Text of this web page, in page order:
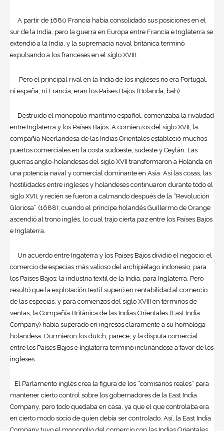
A partir de 1680 Francia había consolidado sus posiciones en el
sur de la India, pero la guerra en Europa entre Francia e Inglaterra se
extendió a la India, y la supremacía naval británica terminó
expulsando a los franceses en el siglo XVIII.
Pero el principal rival en la India de los ingleses no era Portugal,
ni españa, ni Francia; eran los Países Bajos (Holanda, bah).
Destruido el monopolio marítimo español, comenzaba la rivalidad
entre Inglaterra y los Países Bajos. A comienzos del siglo XVII, la
compañía Neerlandesa de las Indias Orientales estableció muchos
puertos comerciales en la costa sudoeste, sudeste y Ceylán. Las
guerras anglo-holandesas del siglo XVII transformaron a Holanda en
una potencia naval y comercial dominante en Asia. Así las cosas, las
hostilidades entre ingleses y holandeses continuaron durante todo el
siglo XVII, y recién se fueron a calmando después de la “Revolución
Gloriosa” (1688), cuando el príncipe holandés Guillermo de Orange
ascendió al trono inglés, lo cual trajo cierta paz entre los Países Bajos
e Inglaterra.
Un acuerdo entre Ingaterra y los Países Bajos dividió el negocio: el
comercio de especias más valioso del archipiélago indonesio, para
los Países Bajos; la industria textil de la India, para Inglaterra. Pero
resultó que la explotación textil superó en rentabilidad al comercio
de las especias, y para comienzos del siglo XVIII en términos de
ventas, la Compañía Británica de las Indias Orientales (East India
Company) había superado en ingresos claramente a su homóloga
holandesa. Durmieron los dutch, parece, y la disputa comercial
entre los Países Bajos e Inglaterra terminó inclinándose a favor de los
ingleses.
El Parlamento inglés crea la figura de los “comisarios reales” para
mantener cierto control sobre los gobernadores de la East India
Company, pero todo quedaba en casa, ya que el que controlaba era
en cierto modo socio de quien debía ser controlado. Así, la East India